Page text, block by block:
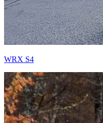
WRX S4